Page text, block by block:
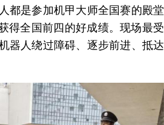
都是参加机甲大师全国赛的殿堂
得全国前四的好成绩。现场最受
器人绕过障碍、逐步前进、抵达